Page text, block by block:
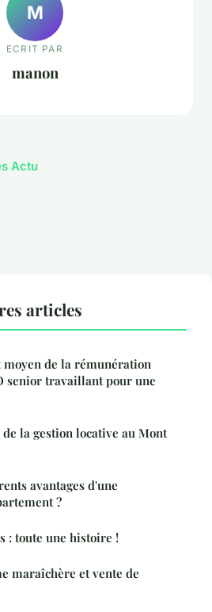
M
ECRIT PAR
manon
Actu
articles
de la rémunération
senior travaillant pour une
la gestion locative au Mont
avantages d'une
?
: toute une histoire !
maraîchère et vente de